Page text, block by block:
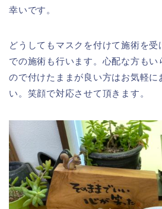
幸いです。
どうしてもマスクを付けて施術を受
での施術も行います。心配な方もい
ので付けたままが良い方はお気軽に
い。笑顔で対応させて頂きます。